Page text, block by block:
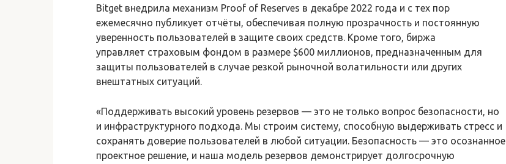
Bitget внедрила механизм Proof of Reserves в декабре 2022 года и с тех пор
ежемесячно публикует отчёты, обеспечивая полную прозрачность и постоянную
уверенность пользователей в защите своих средств. Кроме того, биржа
управляет страховым фондом в размере $600 миллионов, предназначенным для
защиты пользователей в случае резкой рыночной волатильности или других
внештатных ситуаций.
«Поддерживать высокий уровень резервов — это не только вопрос безопасности, но
и инфраструктурного подхода. Мы строим систему, способную выдерживать стресс и
сохранять доверие пользователей в любой ситуации. Безопасность — это осознанное
проектное решение, и наша модель резервов демонстрирует долгосрочную